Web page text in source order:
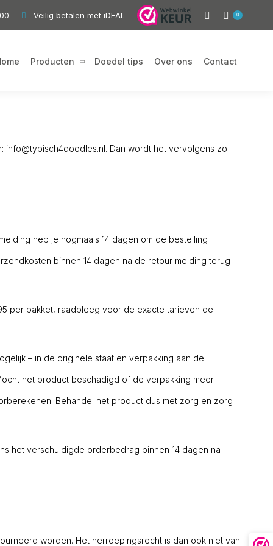
Veilig betalen met iDEAL 0
Producten Doedel tips Over ons Contact
Dan wordt het vervolgens zo
heb je nogmaals 14 dagen om de bestelling
binnen 14 dagen na de retour melding terug
per pakket, raadpleeg voor de exacte tarieven de
– in de originele staat en verpakking aan de
het product beschadigd of de verpakking meer
Behandel het product dus met zorg en zorg
het verschuldigde orderbedrag binnen 14 dagen na
worden. Het herroepingsrecht is dan ook niet van